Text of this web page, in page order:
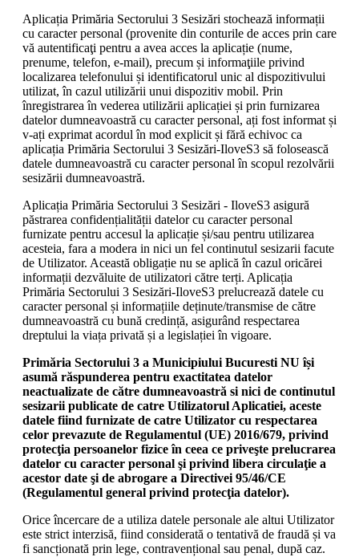
Aplicația Primăria Sectorului 3 Sesizări stochează informații
cu caracter personal (provenite din conturile de acces prin care
vă autentificaţi pentru a avea acces la aplicație (nume,
prenume, telefon, e-mail), precum și informaţiile privind
localizarea telefonului și identificatorul unic al dispozitivului
utilizat, în cazul utilizării unui dispozitiv mobil. Prin
înregistrarea în vederea utilizării aplicației și prin furnizarea
datelor dumneavoastră cu caracter personal, ați fost informat și
v-ați exprimat acordul în mod explicit și fără echivoc ca
aplicația Primăria Sectorului 3 Sesizări-IloveS3 să folosească
datele dumneavoastră cu caracter personal în scopul rezolvării
sesizării dumneavoastră.
Aplicația Primăria Sectorului 3 Sesizări - IloveS3 asigură
păstrarea confidențialității datelor cu caracter personal
furnizate pentru accesul la aplicație și/sau pentru utilizarea
acesteia, fara a modera in nici un fel continutul sesizarii facute
de Utilizator. Această obligație nu se aplică în cazul oricărei
informații dezvăluite de utilizatori către terți. Aplicația
Primăria Sectorului 3 Sesizări-IloveS3 prelucrează datele cu
caracter personal și informațiile deținute/transmise de către
dumneavoastră cu bună credință, asigurând respectarea
dreptului la viața privată și a legislației în vigoare.
Primăria Sectorului 3 a Municipiului Bucuresti NU își
asumă răspunderea pentru exactitatea datelor
neactualizate de către dumneavoastră si nici de continutul
sesizarii publicate de catre Utilizatorul Aplicatiei, aceste
datele fiind furnizate de catre Utilizator cu respectarea
celor prevazute de Regulamentul (UE) 2016/679, privind
protecţia persoanelor fizice în ceea ce priveşte prelucrarea
datelor cu caracter personal şi privind libera circulaţie a
acestor date şi de abrogare a Directivei 95/46/CE
(Regulamentul general privind protecţia datelor).
Orice încercare de a utiliza datele personale ale altui Utilizator
este strict interzisă, fiind considerată o tentativă de fraudă și va
fi sancționată prin lege, contravențional sau penal, după caz.